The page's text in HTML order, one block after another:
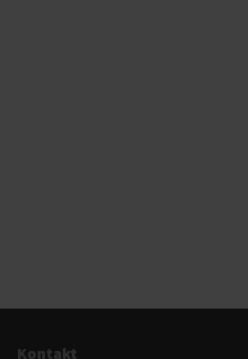
Kontakt